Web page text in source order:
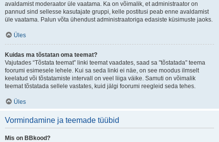
avaldamist moderaator üle vaatama. Ka on võimalik, et administraator on
pannud sind sellesse kasutajate gruppi, kelle postitusi peab enne avaldamist
üle vaatama. Palun võta ühendust administraatoriga edasiste küsimuste jaoks.
Üles
Kuidas ma tõstatan oma teemat?
Vajutades “Tõstata teemat” linki teemat vaadates, saad sa "tõstatada" teema
foorumi esimesele lehele. Kui sa seda linki ei näe, on see moodus ilmselt
keelatud või tõstatamiste intervall on veel liiga väike. Samuti on võimalik
teemat tõstatada sellele vastates, kuid jälgi foorumi reegleid seda tehes.
Üles
Vormindamine ja teemade tüübid
Mis on BBkood?